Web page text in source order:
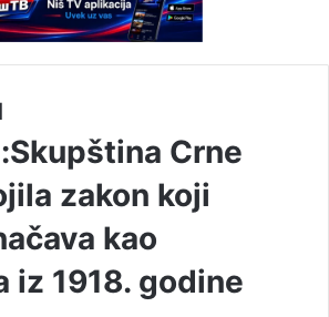
Crne
zakon koji
kao
iz 1918. godine